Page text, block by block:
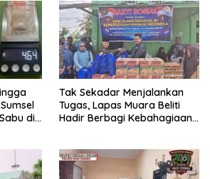
di
Tak Sekadar Menjalankan
Tugas, Lapas Muara Beliti
Hadir Berbagi Kebahagiaan